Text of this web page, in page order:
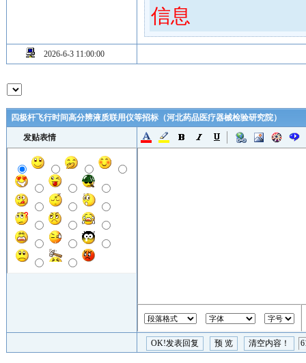
信息
2026-6-3 11:00:00
四极杆飞行时间高分辨液质联用仪等招标（河北药品医疗器械检验研究院）
发贴表情